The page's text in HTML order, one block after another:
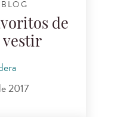
de
vestir
2017